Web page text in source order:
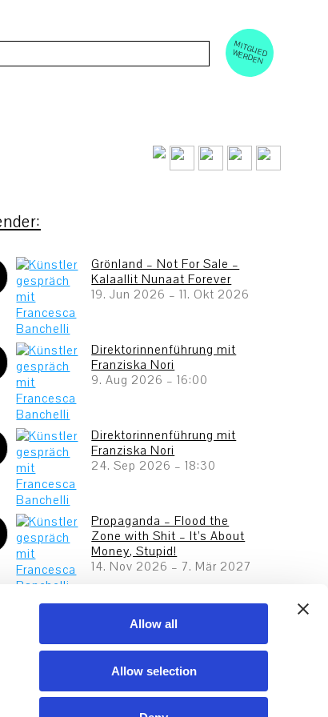
Allow all
Allow selection
M
ITGLIED W
ERD
EN
Grönland – Not For Sale –
Kalaallit Nunaat Forever
19. Jun 2026 –11. Okt 2026
Direktorinnenführung mit
Franziska Nori
9. Aug 2026 –16:00
Direktorinnenführung mit
Franziska Nori
24. Sep 2026 –18:30
Propaganda – Flood the
Zone with Shit – It’s About
Money, Stupid!
14. Nov 2026 –7. Mär 2027
And This Is Us 2027 – Junge
Kunst aus Frankfurt